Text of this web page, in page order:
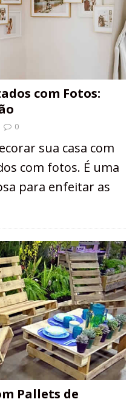
com Fotos:
0
sua casa com
com fotos. É uma
para enfeitar as
Pallets de